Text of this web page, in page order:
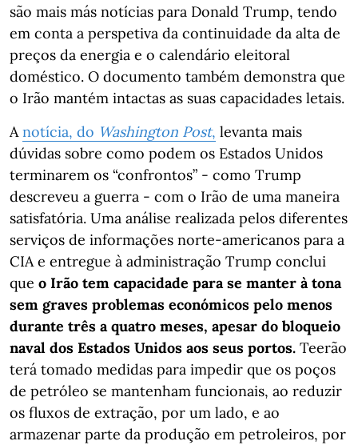
são mais más notícias para Donald Trump, tendo
em conta a perspetiva da continuidade da alta de
preços da energia e o calendário eleitoral
doméstico. O documento também demonstra que
o Irão mantém intactas as suas capacidades letais.
A notícia, do Washington Post, levanta mais
dúvidas sobre como podem os Estados Unidos
terminarem os “confrontos” - como Trump
descreveu a guerra - com o Irão de uma maneira
satisfatória. Uma análise realizada pelos diferentes
serviços de informações norte-americanos para a
CIA e entregue à administração Trump conclui
que o Irão tem capacidade para se manter à tona
sem graves problemas económicos pelo menos
durante três a quatro meses, apesar do bloqueio
naval dos Estados Unidos aos seus portos. Teerão
terá tomado medidas para impedir que os poços
de petróleo se mantenham funcionais, ao reduzir
os fluxos de extração, por um lado, e ao
armazenar parte da produção em petroleiros, por